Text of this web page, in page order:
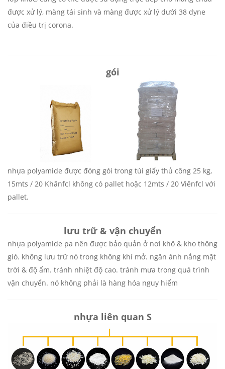
được xử lý, màng tái sinh và màng được xử lý dưới 38 dyne
của điều trị corona.
gói
nhựa polyamide được đóng gói trong túi giấy thủ công 25 kg,
15mts / 20 Khănfcl không có pallet hoặc 12mts / 20 Viênfcl với
pallet.
lưu trữ & vận chuyển
nhựa polyamide pa nên được bảo quản ở nơi khô & kho thông
gió. không lưu trữ nó trong không khí mở. ngăn ánh nắng mặt
trời & độ ẩm. tránh nhiệt độ cao. tránh mưa trong quá trình
vận chuyển. nó không phải là hàng hóa nguy hiểm
nhựa liên quan S